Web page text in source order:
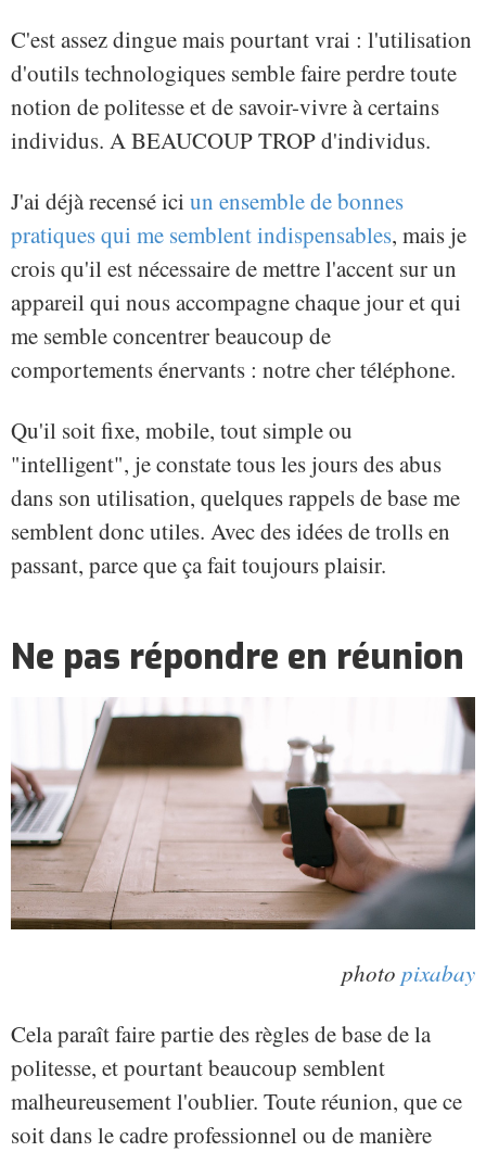
C'est assez dingue mais pourtant vrai : l'utilisation
d'outils technologiques semble faire perdre toute
notion de politesse et de savoir-vivre à certains
individus. A BEAUCOUP TROP d'individus.
J'ai déjà recensé ici un ensemble de bonnes
pratiques qui me semblent indispensables, mais je
crois qu'il est nécessaire de mettre l'accent sur un
appareil qui nous accompagne chaque jour et qui
me semble concentrer beaucoup de
comportements énervants : notre cher téléphone.
Qu'il soit fixe, mobile, tout simple ou
"intelligent", je constate tous les jours des abus
dans son utilisation, quelques rappels de base me
semblent donc utiles. Avec des idées de trolls en
passant, parce que ça fait toujours plaisir.
Ne pas répondre en réunion
photo pixabay
Cela paraît faire partie des règles de base de la
politesse, et pourtant beaucoup semblent
malheureusement l'oublier. Toute réunion, que ce
soit dans le cadre professionnel ou de manière